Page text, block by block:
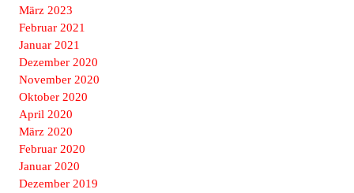
März 2023
Februar 2021
Januar 2021
Dezember 2020
November 2020
Oktober 2020
April 2020
März 2020
Februar 2020
Januar 2020
Dezember 2019